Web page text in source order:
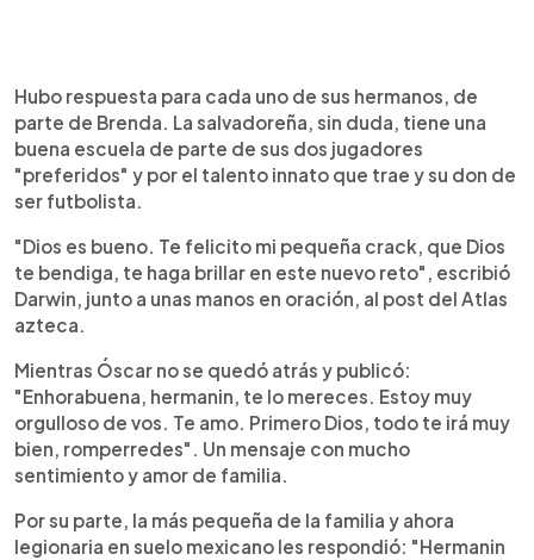
Hubo respuesta para cada uno de sus hermanos, de
parte de Brenda. La salvadoreña, sin duda, tiene una
buena escuela de parte de sus dos jugadores
"preferidos" y por el talento innato que trae y su don de
ser futbolista.
"Dios es bueno. Te felicito mi pequeña crack, que Dios
te bendiga, te haga brillar en este nuevo reto", escribió
Darwin, junto a unas manos en oración, al post del Atlas
azteca.
Mientras Óscar no se quedó atrás y publicó:
"Enhorabuena, hermanin, te lo mereces. Estoy muy
orgulloso de vos. Te amo. Primero Dios, todo te irá muy
bien, romperredes". Un mensaje con mucho
sentimiento y amor de familia.
Por su parte, la más pequeña de la familia y ahora
legionaria en suelo mexicano les respondió: "Hermanin